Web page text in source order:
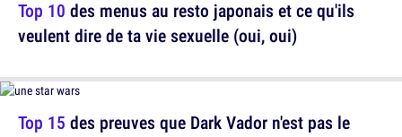
Top 10 des menus au resto japonais et ce qu'ils
veulent dire de ta vie sexuelle (oui, oui)
Top 15 des preuves que Dark Vador n'est pas le